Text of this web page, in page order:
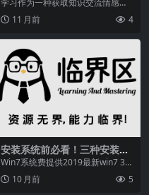
式
学习作为一种获取知识交流情感的
方式，已经成为人们日常生活中不
可缺少的一项重要内容...
11 月前 4
安装系统前必看！三种安装系
统方法及C盘数据备份要点
Win7系统费提供2019最新win7 32/
win7 64位旗舰版系统下载资源...
10 月前 5